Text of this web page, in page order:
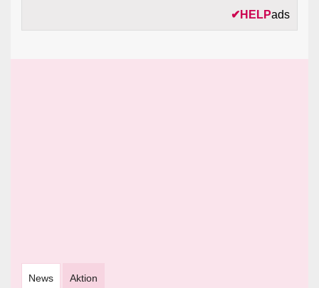
✔ HELPads
News Aktion